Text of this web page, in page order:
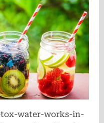
water-works-in-